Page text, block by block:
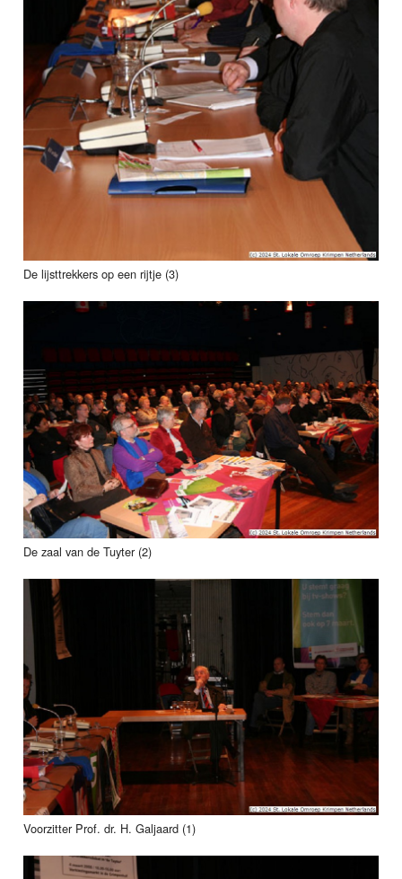
De lijsttrekkers op een rijtje (3)
De zaal van de Tuyter (2)
Voorzitter Prof. dr. H. Galjaard (1)